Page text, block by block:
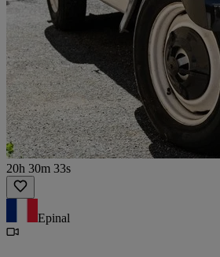
20h 30m 33s
Epinal